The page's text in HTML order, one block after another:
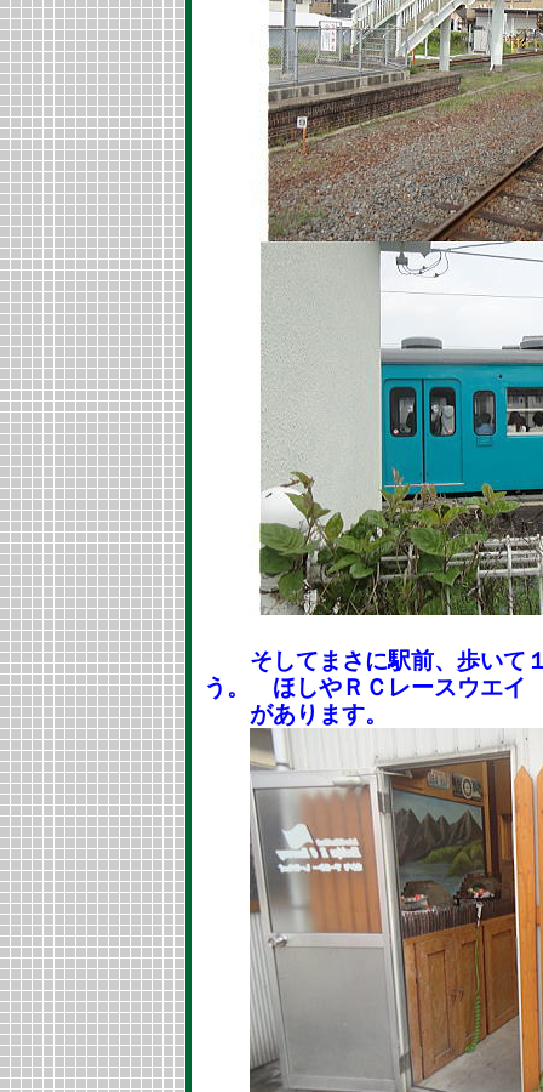
そしてまさに駅前、歩いて
う。 ほしやＲＣレースウエイ
があります。